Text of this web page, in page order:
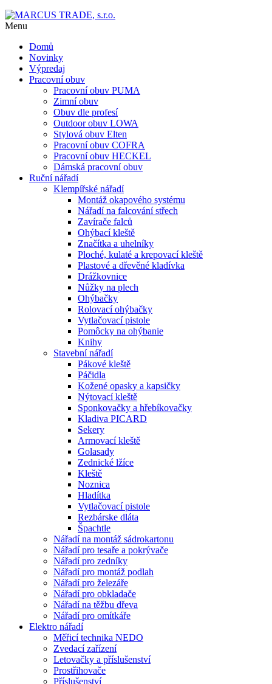
Menu
Domů
Novinky
Výpredaj
Pracovní obuv
Pracovní obuv PUMA
Zimní obuv
Obuv dle profesí
Outdoor obuv LOWA
Stylová obuv Elten
Pracovní obuv COFRA
Pracovní obuv HECKEL
Dámská pracovní obuv
Ruční nářadí
Klempířské nářadí
Montáž okapového systému
Nářadí na falcování střech
Zavírače falců
Ohýbací kleště
Značítka a uhelníky
Ploché, kulaté a krepovací kleště
Plastové a dřevěné kladívka
Drážkovnice
Nůžky na plech
Ohýbačky
Rolovací ohýbačky
Vytlačovací pistole
Pomôcky na ohýbanie
Knihy
Stavební nářadí
Pákové kleště
Páčidla
Kožené opasky a kapsičky
Nýtovací kleště
Sponkovačky a hřebíkovačky
Kladiva PICARD
Sekery
Armovací kleště
Golasady
Zednické lžíce
Kleště
Noznica
Hladítka
Vytlačovací pistole
Rezbárske dláta
Špachtle
Nářadí na montáž sádrokartonu
Nářadí pro tesaře a pokrývače
Nářadí pro zedníky
Nářadí pro montáž podlah
Nářadí pro železáře
Nářadí pro obkladače
Nářadí na těžbu dřeva
Nářadí pro omítkáře
Elektro nářadí
Měřicí technika NEDO
Zvedací zařízení
Letovačky a příslušenství
Prostřihovače
Příslušenství